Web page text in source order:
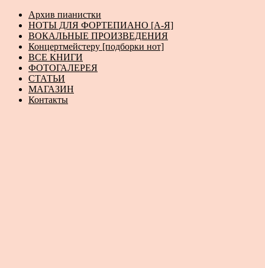
Архив пианистки
НОТЫ ДЛЯ ФОРТЕПИАНО [А-Я]
ВОКАЛЬНЫЕ ПРОИЗВЕДЕНИЯ
Концертмейстеру [подборки нот]
ВСЕ КНИГИ
ФОТОГАЛЕРЕЯ
СТАТЬИ
МАГАЗИН
Контакты